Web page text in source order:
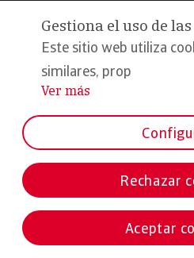
Aviso legal
Política de cookies
Declaración de privacidad
Formamos parte de:
Gestiona el uso de
Este sitio web utiliza
similares, prop
...
Ver más
Rechazar
Aceptar